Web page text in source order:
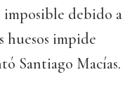
imposible debido a
huesos impide
Santiago Macías.